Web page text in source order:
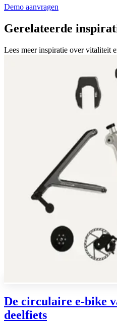
Demo aanvragen
Gerelateerde
Lees meer inspiratie over vitaliteit
De circulaire e-bike
deelfiets